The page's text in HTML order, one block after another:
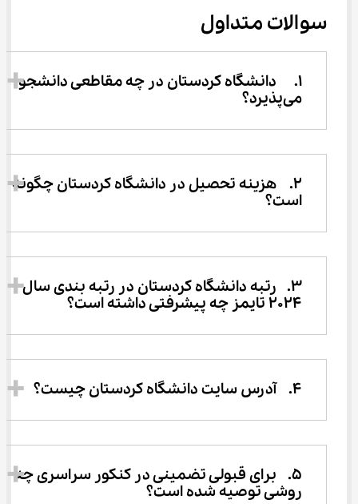
سوالات متداول
1.	دانشگاه کردستان در چه مقاطعی دانشجو
می‌پذیرد؟
2.	هزینه تحصیل در دانشگاه کردستان چگونه
است؟
3.	رتبه دانشگاه کردستان در رتبه بندی سال
2024 تایمز چه پیشرفتی داشته است؟
4.	آدرس سایت دانشگاه کردستان چیست؟
5.	برای قبولی تضمینی در کنکور سراسری چه
روشی توصیه شده است؟